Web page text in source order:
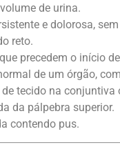
de urina.
e dolorosa,
reto.
precedem o início
de um órgão,
tecido na conjuntiva
da pálpebra superior.
contendo pus.